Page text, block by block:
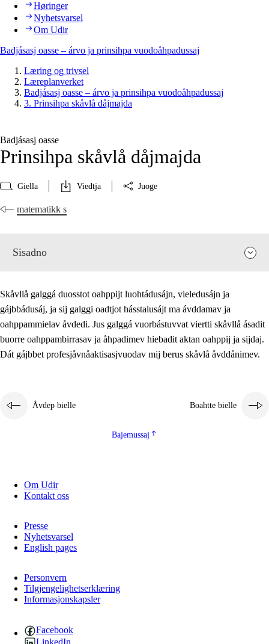
Høringer
Nyhetsvarsel
Om Udir
Badjásasj oasse – árvo ja prinsihpa vuodoåhpadussaj
Læring og trivsel
Læreplanverket
Badjásasj oasse – árvo ja prinsihpa vuodoåhpadussaj
3. Prinsihpa skåvlå dåjmajda
Badjásasj oasse
Prinsihpa skåvlå dåjmajda
Giella Viedtja Juoge
matematikk s
Sisadno
3. Prinsihpa skåvlå dåjmajda
3.2 Åhpadibme ja hiebadum åhpadus
3.3 Aktisasjbarggo sijda ja skåvlå gaskan
3.4 Åhpadus åhpadusvidnudagán ja barggoiellemin
3.5 Profesjåvnåaktisasjvuohta ja skåvllååvddånibme
Skåvllå galggá duosstot oahppijt luohtádusájn, vieledusájn ja
gájbbádusáj, ja sij galggi oadtjot hásstalusájt ma ávddamav ja
oahppammielav åvdedi. Jus galggá vuorbástuvvat viertti skåvllå ásadit
buorre oahppambirrasav ja åhpadimev hiebadit aktan oahppij ja sijdaj.
Dát gájbbet profesjåvnåaktisasjvuodav mij berus skåvlå åvddånimev.
Åvdep bielle Boahtte bielle
Bajemussaj
Om Udir
Kontakt oss
Presse
Nyhetsvarsel
English pages
Personvern
Tilgjengelighetserklæring
Informasjonskapsler
Facebook